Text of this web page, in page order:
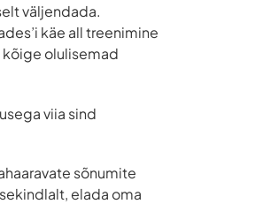
väljendada.
käe all treenimine
kõige olulisemad
viia sind
sõnumite
elada oma